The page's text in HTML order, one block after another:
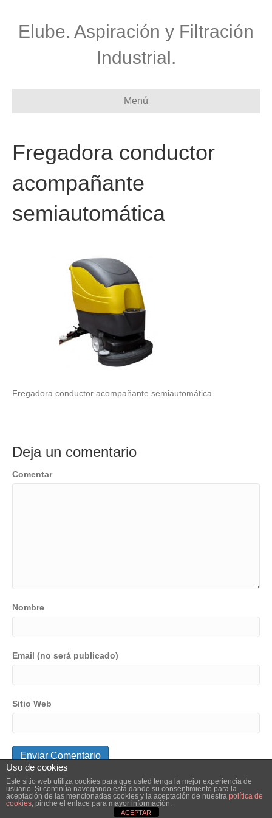
Elube. Aspiración y Filtración
Industrial.
Menú
Fregadora conductor
acompañante
semiautomática
Fregadora conductor acompañante semiautomática
Deja un comentario
Comentar
Nombre
Email (no será publicado)
Sitio Web
© 2026 Elube. Aspiración y Filtración Industrial. |Powered byBeaver
Builder
Uso de cookies
Este sitio web utiliza cookies para que usted tenga la mejor experiencia de
usuario. Si continúa navegando está dando su consentimiento para la
aceptación de las mencionadas cookies y la aceptación de nuestra política de
cookies, pinche el enlace para mayor información.
ACEPTAR